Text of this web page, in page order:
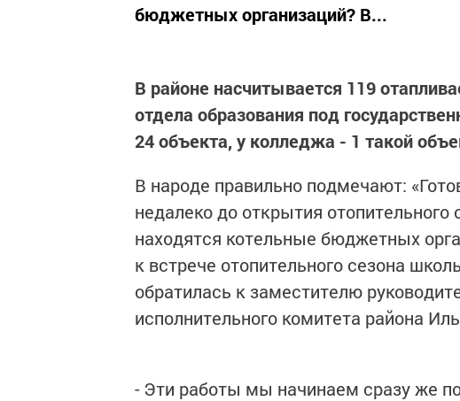
бюджетных организаций? В...
В районе насчитывается 119
отдела образования под
24 объекта, у колледжа - 1 такой
В народе правильно подмечают:
недалеко до открытия отопительного
находятся котельные бюджетных
к встрече отопительного сезона
обратилась к заместителю
исполнительного комитета района
- Эти работы мы начинаем сразу же